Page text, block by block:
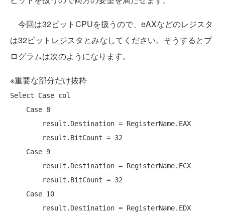
今回は32ビットCPUを扱うので、eAXなどのレジスタ
は32ビットレジスタとみなしてください。そうするとプ
ログラムは次のようになります。
※重要な部分だけ抜粋
Select Case col
Case 8
Case 9
Case 10